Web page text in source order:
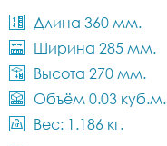
Длина 360 мм.
Ширина 285 мм.
Высота 270 мм.
Объём 0.03 куб.м.
Вес: 1.186 кг.